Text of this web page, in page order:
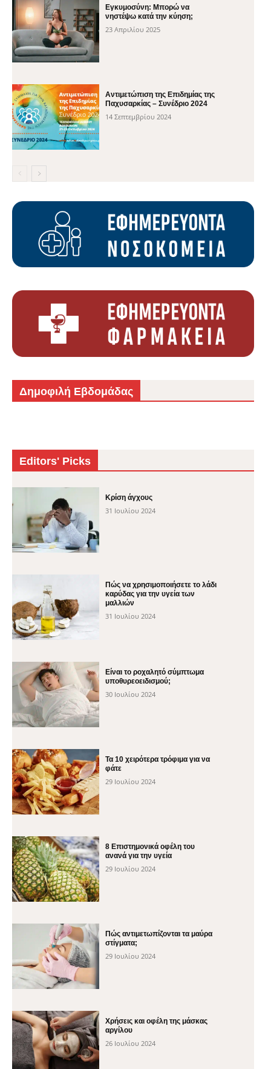
Εγκυμοσύνη: Μπορώ να
νηστέψω κατά την κύηση;
23 Απριλίου 2025
Αντιμετώπιση της Επιδημίας της
Παχυσαρκίας – Συνέδριο 2024
14 Σεπτεμβρίου 2024
Δημοφιλή Εβδομάδας
Editors' Picks
Κρίση άγχους
31 Ιουλίου 2024
Πώς να χρησιμοποιήσετε το λάδι
καρύδας για την υγεία των
μαλλιών
31 Ιουλίου 2024
Είναι το ροχαλητό σύμπτωμα
υποθυρεοειδισμού;
30 Ιουλίου 2024
Τα 10 χειρότερα τρόφιμα για να
φάτε
29 Ιουλίου 2024
8 Επιστημονικά οφέλη του
ανανά για την υγεία
29 Ιουλίου 2024
Πώς αντιμετωπίζονται τα μαύρα
στίγματα;
29 Ιουλίου 2024
Χρήσεις και οφέλη της μάσκας
αργίλου
26 Ιουλίου 2024